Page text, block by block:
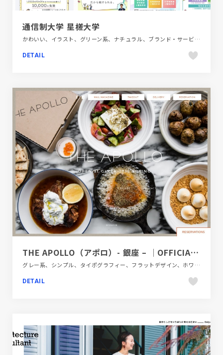
通信制大学 星槎大学
かわいい、イラスト、グリーン系、ナチュラル、ブランド・サービスサイト、ホワイト系、ポップ、大きめ写真、教育・学校、施設・店舗サイト
DETAIL
THE APOLLO（アポロ）- 銀座 – │OFFICIAL WEB
グレー系、シンプル、タイポグラフィー、フラットデザイン、ホワイト系、大きめ写真、施設・店舗サイト、飲食店・グルメ・ウェディング
DETAIL